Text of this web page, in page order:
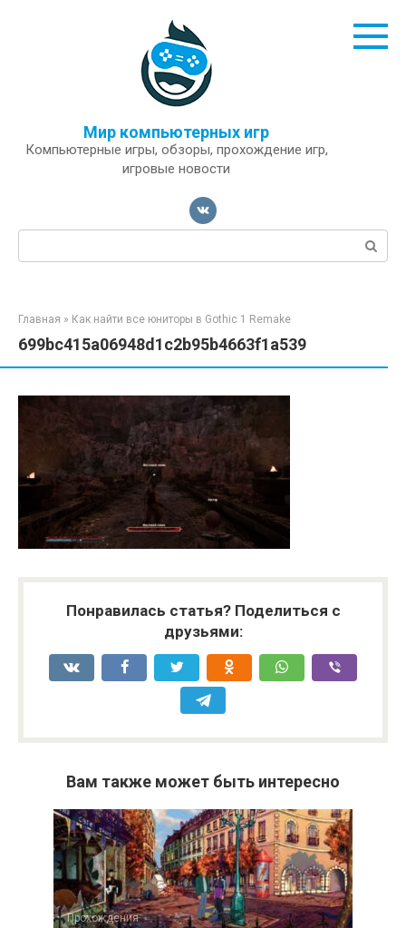
Мир компьютерных игр
Компьютерные игры, обзоры, прохождение игр,
игровые новости
Поиск:
Главная » Как найти все юниторы в Gothic 1 Remake
699bc415a06948d1c2b95b4663f1a539
Понравилась статья? Поделиться с
друзьями:
Вам также может быть интересно
Прохождения